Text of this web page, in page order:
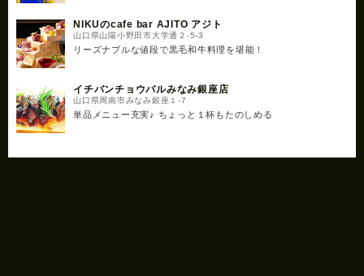
NIKUのcafe bar AJITO アジト
山口県山陽小野田市大学通２-5-3
リーズナブルな値段で黒毛和牛料理を堪能！
イチバンチョウバルみなみ銀座店
山口県周南市みなみ銀座１-7
単品メニュー充実♪ ちょっと１杯もたのしめる